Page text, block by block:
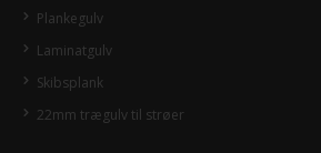
Plankegulv
Laminatgulv
Skibsplank
22mm trægulv til strøer